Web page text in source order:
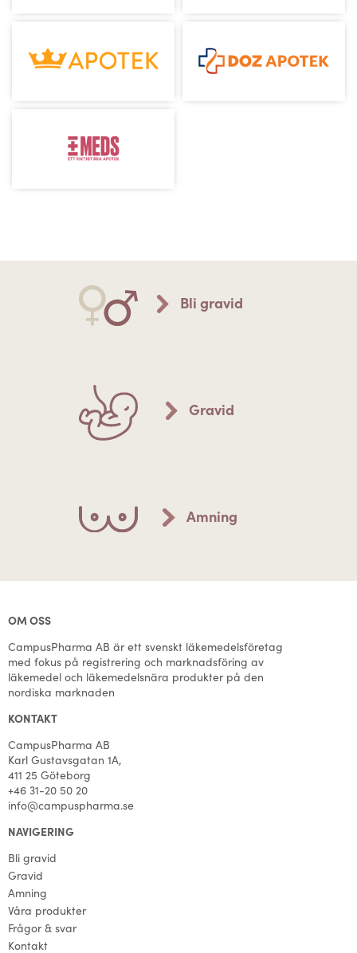
Bli gravid
Gravid
Amning
OM OSS
CampusPharma AB är ett svenskt läkemedelsföretag
med fokus på registrering och marknadsföring av
läkemedel och läkemedelsnära produkter på den
nordiska marknaden
KONTAKT
CampusPharma AB
Karl Gustavsgatan 1A,
411 25 Göteborg
+46 31-20 50 20
info@campuspharma.se
NAVIGERING
Bli gravid
Gravid
Amning
Våra produkter
Frågor & svar
Kontakt